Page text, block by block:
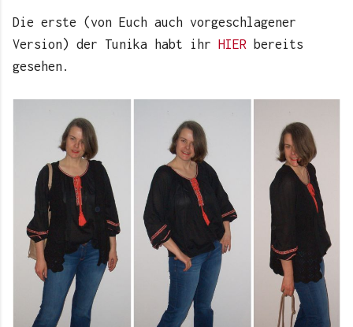
Die erste (von Euch auch vorgeschlagener
Version) der Tunika habt ihr HIER
bereits
gesehen.